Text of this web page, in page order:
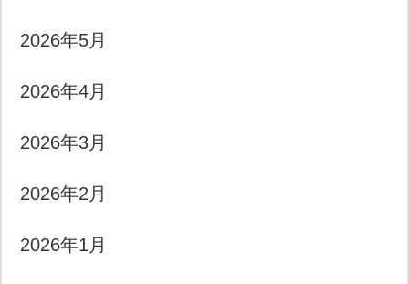
2026年5月
2026年4月
2026年3月
2026年2月
2026年1月